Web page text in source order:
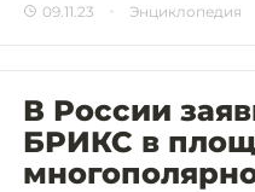
09.11.23 Энциклопедия
В России
БРИКС в